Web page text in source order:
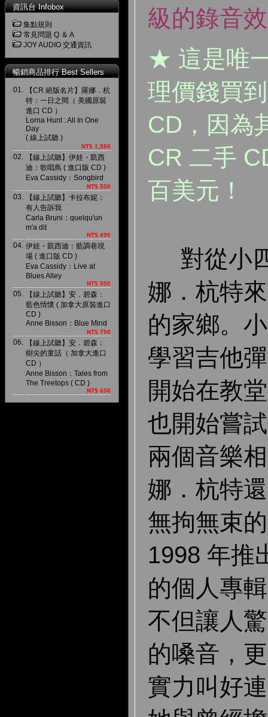
資訊台 Infobox
集點規則
常見問題 Q ＆ A
JOY AUDIO 交通資訊
暢銷商品排行 Best Sellers
01.
【CR 絕版名片】羅娜．杭
特：一日之間（ 美國原裝
進口 CD ）
Lorna Hunt : All In One
Day
( 線上試聽 )
NT$ 1,580
02.
【線上試聽】伊娃・凱西
迪：歌唱鳥 ( 進口版 CD )
Eva Cassidy：Songbird
NT$ 550
03.
【線上試聽】卡拉布妮：
有人告訴我
Carla Bruni：quelqu′un
m′a dit
NT$ 490
04. 伊娃・凱西迪：藍調巷現
場 ( 進口版 CD )
Eva Cassidy：Live at
Blues Alley
NT$ 550
05.
【線上試聽】安．碧森：
藍色情懷 ( 加拿大原裝進口
CD )
Anne Bisson：Blue Mind
NT$ 750
06.
【線上試聽】安．碧森：
樹尖的童話（ 加拿大進口
CD ）
Anne Bisson：Tales from
The Treetops ( CD )
NT$ 650
級的錄音
★ 這是唯
理價錢買
CD，因為
CR 二手
百美元！
對從小
娜．杭特
的家鄉。
學習吉他
開始在教
也開始嘗
兩個音樂
娜．杭特
無拘無束
1998 年推
的個人專
不但讓人
的嗓音，
實力叫好